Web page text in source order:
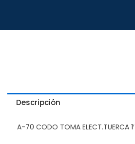
Descripción
A-70 CODO TOMA ELECT.TUERCA 1′